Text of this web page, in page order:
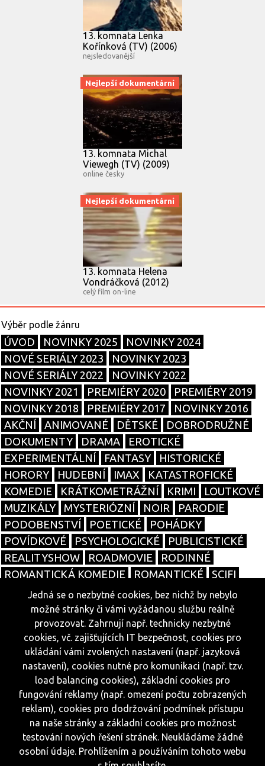
13. komnata Lenka
Kořínková (TV) (2006)
nejsledovanější
Nejlepší dokumentární
13. komnata Michal
Viewegh (TV) (2009)
online česky
Nejlepší dokumentární
13. komnata Helena
Vondráčková (2012)
celý film on-line
ÚVOD NOVINKY 2025
NOVINKY 2024
NOVÉ SERIÁLY 2023
NOVINKY 2023
NOVÉ SERIÁLY 2022
NOVINKY 2022
NOVINKY 2021
PREMIÉRY 2020
PREMIÉRY 2019
NOVINKY 2018
PREMIÉRY 2017
NOVINKY 2016
AKČNÍ
ANIMOVANÉ DĚTSKÉ
DOBRODRUŽNÉ
DOKUMENTY
DRAMA
EROTICKÉ
EXPERIMENTÁLNÍ
FANTASY
HISTORICKÉ
HORORY
HUDEBNÍ IMAX
KATASTROFICKÉ
KOMEDIE
KRÁTKOMETRÁŽNÍ KRIMI
LOUTKOVÉ
MUZIKÁLY
MYSTERIÓZNÍ NOIR
PARODIE
PODOBENSTVÍ
POETICKÉ
POHÁDKY
POVÍDKOVÉ
PSYCHOLOGICKÉ
PUBLICISTICKÉ
REALITYSHOW
ROADMOVIE
RODINNÉ
ROMANTICKÁ KOMEDIE
ROMANTICKÉ
SCIFI
SOUTĚŽNÍ
SPORTOVNÍ TALKSHOW
TANEČNÍ
TELENOVELY
THRILLERY
TRAGIKOMEDIE
VÁLEČNÉ
WESTERNY ŽIVOTOPISNÉ SERIÁLY
© 2026
cele-filmy.cz
Všechna práva vyhrazena.
Powered by
Reklama
Sítě
Jedná se o nezbytné cookies, bez nichž by nebylo
možné stránky či vámi vyžádanou službu reálně
provozovat. Zahrnují např. technicky nezbytné
cookies, vč. zajišťujících IT bezpečnost, cookies pro
ukládání vámi zvolených nastavení (např. jazyková
nastavení), cookies nutné pro komunikaci (např. tzv.
load balancing cookies), základní cookies pro
fungování reklamy (např. omezení počtu zobrazených
reklam), cookies pro dodržování podmínek přístupu
na naše stránky a základní cookies pro možnost
testování nových řešení stránek. Neukládáme žádné
osobní údaje. Prohlížením a používáním tohoto webu